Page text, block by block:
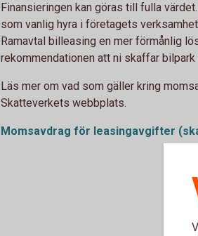
Finansieringen kan göras till fulla
som vanlig hyra i företagets
Ramavtal billeasing en mer förmånlig
rekommendationen att ni skaffar bilpark
Läs mer om vad som gäller kring
Skatteverkets webbplats.
Momsavdrag för leasingavgifter